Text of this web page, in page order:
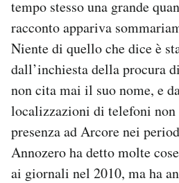
Esci
tempo stesso una grande
racconto appariva
Niente di quello che dice è
dall’inchiesta della procura
non cita mai il suo nome, e
localizzazioni di telefoni non
presenza ad Arcore nei
Annozero ha detto molte
ai giornali nel 2010, ma ha